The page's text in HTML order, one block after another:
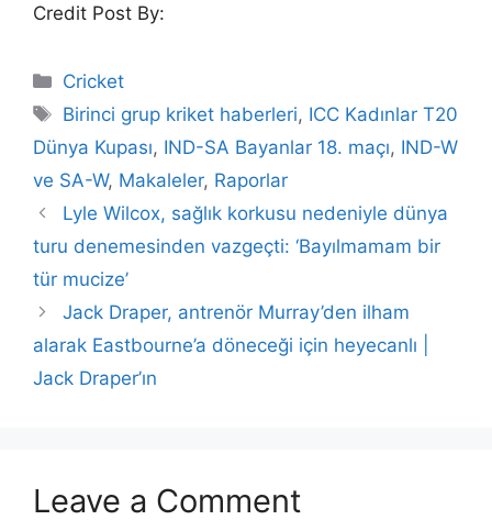
Credit Post By:
Categories
Cricket
Tags
Birinci grup kriket haberleri, ICC Kadınlar T20
Dünya Kupası, IND-SA Bayanlar 18. maçı, IND-W
ve SA-W, Makaleler, Raporlar
Lyle Wilcox, sağlık korkusu nedeniyle dünya
turu denemesinden vazgeçti: ‘Bayılmamam bir
tür mucize’
Jack Draper, antrenör Murray’den ilham
alarak Eastbourne’a döneceği için heyecanlı |
Jack Draper’ın
Leave a Comment